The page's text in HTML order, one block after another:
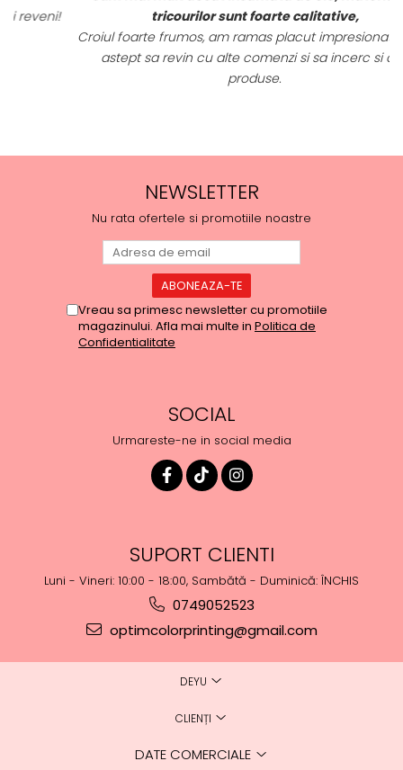
tricourilor sunt foarte calitative,
Croiul foarte frumos, am ramas placut impresionata, abia
astept sa revin cu alte comenzi si sa incerc si alte
NEWSLETTER
Nu rata ofertele si promotiile noastre
Vreau sa primesc newsletter cu promotiile
magazinului. Afla mai multe in Politica de
Confidentialitate
SOCIAL
Urmareste-ne in social media
SUPORT CLIENTI
Luni - Vineri: 10:00 - 18:00, Sambătă - Duminică: ÎNCHIS
0749052523
optimcolorprinting@gmail.com
DEYU
CLIENȚI
DATE COMERCIALE